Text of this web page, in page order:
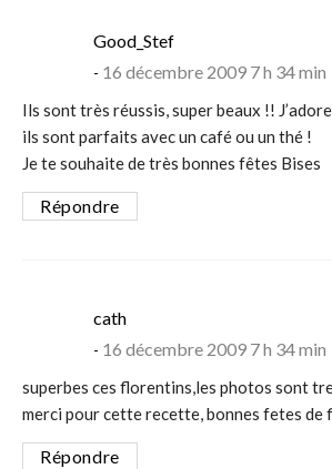
Good_Stefsays:
16 décembre 2009 7 h 34 min
Ils sont très réussis, super beaux !!
ils sont parfaits avec un café ou un thé !
Je te souhaite de très bonnes fêtes Bises
Répondre
cathsays:
16 décembre 2009 7 h 34 min
superbes ces florentins,les photos sont
merci pour cette recette, bonnes fetes de
Répondre